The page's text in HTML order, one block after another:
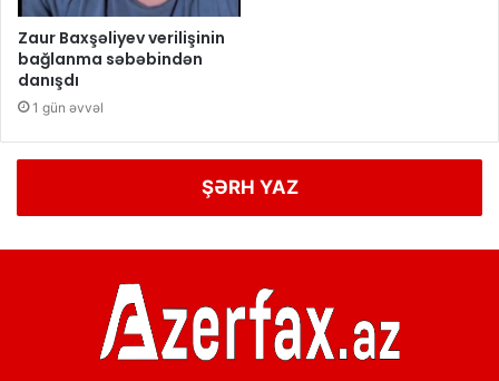
Zaur Baxşəliyev verilişinin
bağlanma səbəbindən
danışdı
1 gün əvvəl
ŞƏRH YAZ